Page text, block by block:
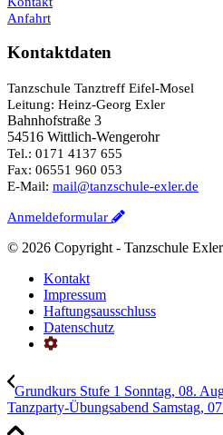
Anfahrt
Kontaktdaten
Tanzschule Tanztreff Eifel-Mosel
Leitung: Heinz-Georg Exler
Bahnhofstraße 3
54516 Wittlich-Wengerohr
Tel.: 0171 4137 655
Fax: 06551 960 053
E-Mail: mail@tanzschule-exler.de
Anmeldeformular
© 2026 Copyright - Tanzschule Exler
Kontakt
Impressum
Haftungsausschluss
Datenschutz
Grundkurs Stufe 1 Sonntag, 08.
Tanzparty-Übungsabend Samstag,